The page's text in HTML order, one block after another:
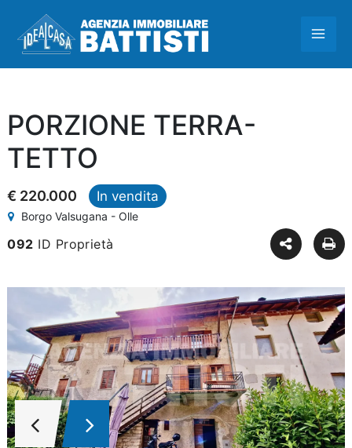
contenuto
PORZIONE TERRA-
TETTO
€ 220.000 In vendita
Borgo Valsugana - Olle
092 ID Proprietà